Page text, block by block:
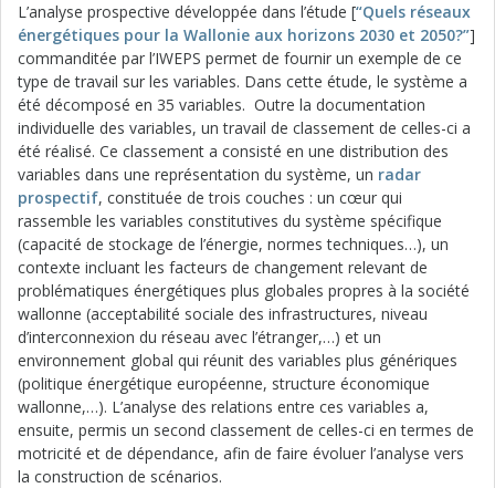
L’analyse prospective développée dans l’étude [“Quels réseaux
énergétiques pour la Wallonie aux horizons 2030 et 2050?”]
commanditée par l’IWEPS permet de fournir un exemple de ce
type de travail sur les variables. Dans cette étude, le système a
été décomposé en 35 variables. Outre la documentation
individuelle des variables, un travail de classement de celles-ci a
été réalisé. Ce classement a consisté en une distribution des
variables dans une représentation du système, un radar
prospectif, constituée de trois couches : un cœur qui
rassemble les variables constitutives du système spécifique
(capacité de stockage de l’énergie, normes techniques…), un
contexte incluant les facteurs de changement relevant de
problématiques énergétiques plus globales propres à la société
wallonne (acceptabilité sociale des infrastructures, niveau
d’interconnexion du réseau avec l’étranger,…) et un
environnement global qui réunit des variables plus génériques
(politique énergétique européenne, structure économique
wallonne,…). L’analyse des relations entre ces variables a,
ensuite, permis un second classement de celles-ci en termes de
motricité et de dépendance, afin de faire évoluer l’analyse vers
la construction de scénarios.